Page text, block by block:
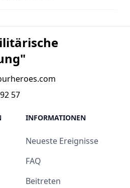
57
INFORMATIONEN
Neueste Ereignisse
FAQ
Beitreten